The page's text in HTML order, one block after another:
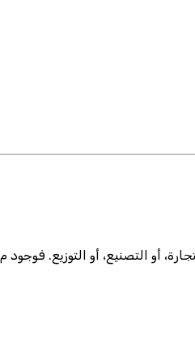
أو التصنيع، أو التوزيع. فوجود م